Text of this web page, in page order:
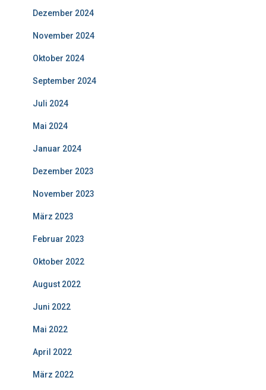
Dezember 2024
November 2024
Oktober 2024
September 2024
Juli 2024
Mai 2024
Januar 2024
Dezember 2023
November 2023
März 2023
Februar 2023
Oktober 2022
August 2022
Juni 2022
Mai 2022
April 2022
März 2022